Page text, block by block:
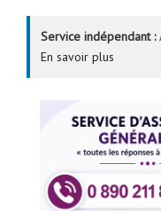
Service indépendant :
En savoir plus